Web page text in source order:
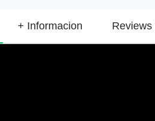
+ Informacion